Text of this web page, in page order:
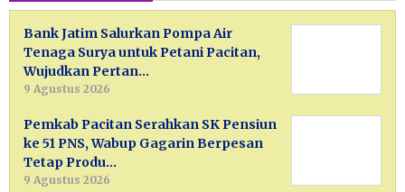
Bank Jatim Salurkan Pompa Air
Tenaga Surya untuk Petani Pacitan,
Wujudkan Pertan…
9 Agustus 2026
Pemkab Pacitan Serahkan SK Pensiun
ke 51 PNS, Wabup Gagarin Berpesan
Tetap Produ…
9 Agustus 2026